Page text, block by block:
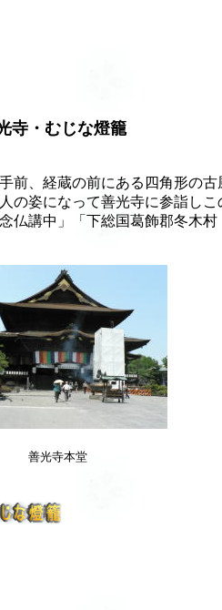
・むじな燈籠
前、経蔵の前にある四角形の古
の姿になって善光寺に参詣し
仏講中」「下総国葛飾郡冬木
善光寺本堂